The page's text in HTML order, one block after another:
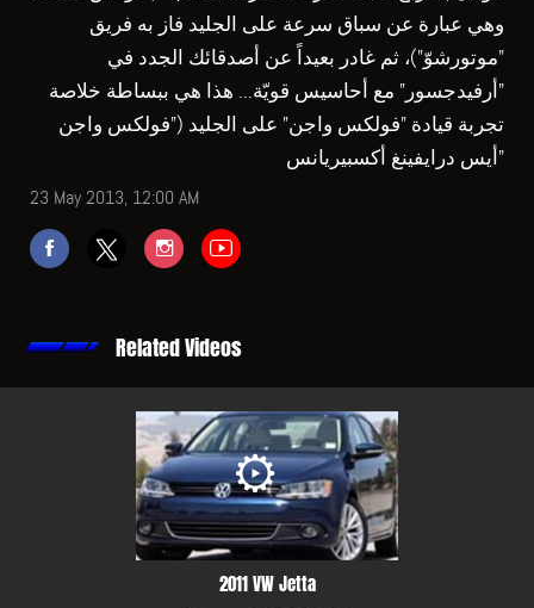
وهي عبارة عن سباق سرعة على الجليد فاز به فريق
"موتورشوّ")، ثم غادر بعيداً عن أصدقائك الجدد في
"أرفيدجسور" مع أحاسيس قويّة... هذا هي ببساطة خلاصة
تجربة قيادة "فولكس واجن" على الجليد ("فولكس واجن
أيس درايفينغ أكسبيريانس"
23 May 2013, 12:00 AM
Related Videos
2011 VW Jetta